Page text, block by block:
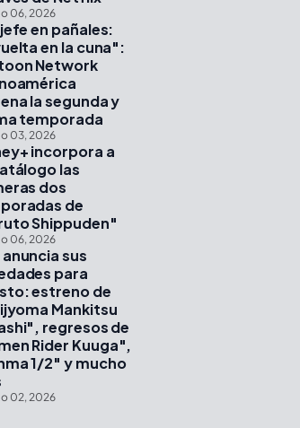
06, 2026
en pañales:
en la cuna":
Network
la segunda y
temporada
03, 2026
incorpora a
las
dos
de
Shippuden"
06, 2026
anuncia sus
para
estreno de
Mankitsu
regresos de
Rider Kuuga",
1/2" y mucho
02, 2026